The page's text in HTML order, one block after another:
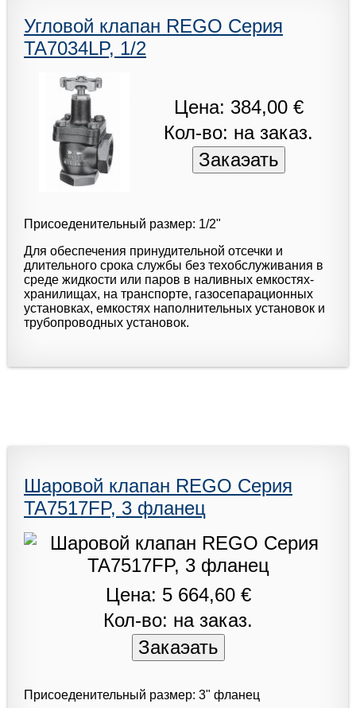
Угловой клапан REGO Серия
TA7034LP, 1/2
Цена: 384,00 €
Кол-во: на заказ.
Присоеденительный размер: 1/2"
Для обеспечения принудительной отсечки и
длительного срока службы без техобслуживания в
среде жидкости или паров в наливных емкостях-
хранилищах, на транспорте, газосепарационных
установках, емкостях наполнительных установок и
трубопроводных установок.
Шаровой клапан REGO Серия
TA7517FP, 3 фланец
Цена: 5 664,60 €
Кол-во: на заказ.
Присоеденительный размер: 3" фланец